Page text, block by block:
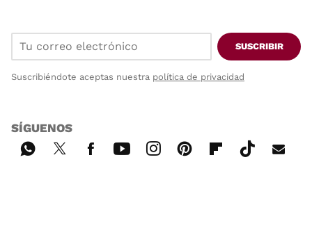
SUSCRIBIR
Suscribiéndote aceptas nuestra política de privacidad
SÍGUENOS